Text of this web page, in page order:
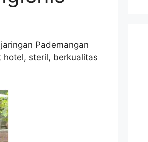
Pademangan
hotel, steril, berkualitas